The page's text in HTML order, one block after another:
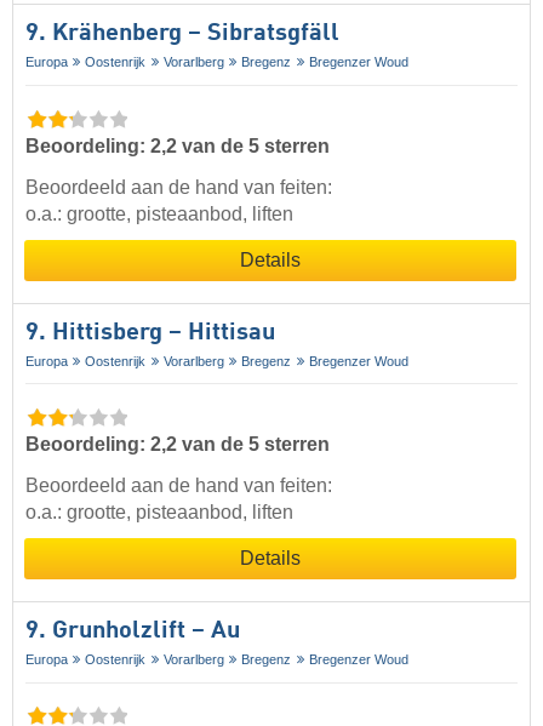
9. Krähenberg – Sibratsgfäll
Europa Oostenrijk Vorarlberg Bregenz Bregenzer Woud
Beoordeling: 2,2 van de 5 sterren
Beoordeeld aan de hand van feiten:
o.a.: grootte, pisteaanbod, liften
Details
9. Hittisberg – Hittisau
Europa Oostenrijk Vorarlberg Bregenz Bregenzer Woud
Beoordeling: 2,2 van de 5 sterren
Beoordeeld aan de hand van feiten:
o.a.: grootte, pisteaanbod, liften
Details
9. Grunholzlift – Au
Europa Oostenrijk Vorarlberg Bregenz Bregenzer Woud